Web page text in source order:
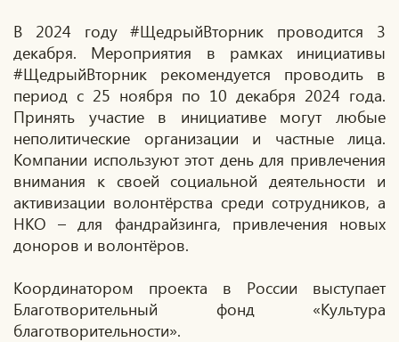
В 2024 году #ЩедрыйВторник проводится 3
декабря. Мероприятия в рамках инициативы
#ЩедрыйВторник рекомендуется проводить в
период с 25 ноября по 10 декабря 2024 года.
Принять участие в инициативе могут любые
неполитические организации и частные лица.
Компании используют этот день для привлечения
внимания к своей социальной деятельности и
активизации волонтёрства среди сотрудников, а
НКО – для фандрайзинга, привлечения новых
доноров и волонтёров.
Координатором проекта в России выступает
Благотворительный фонд «Культура
благотворительности».